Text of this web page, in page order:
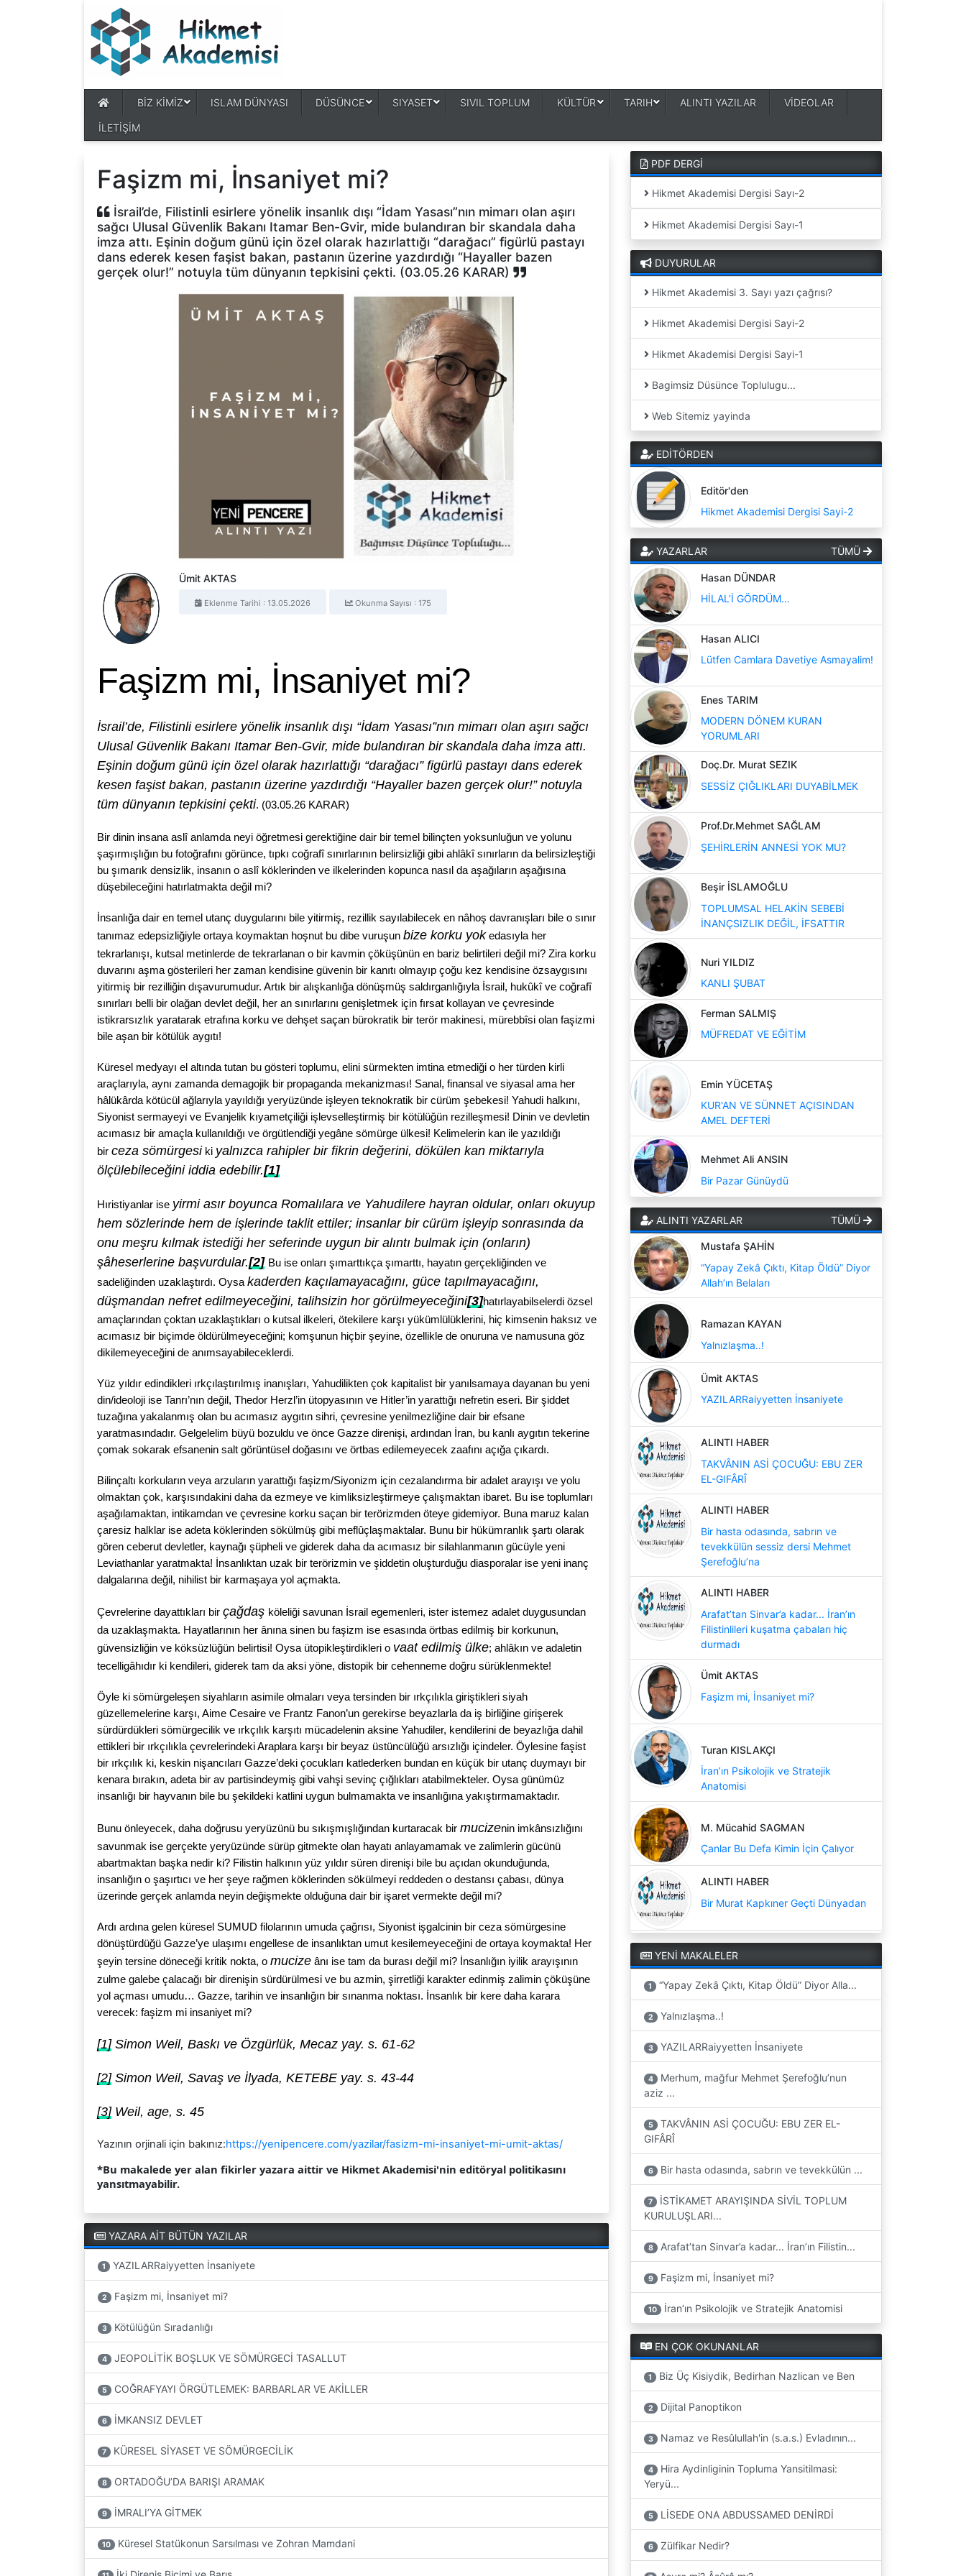
BİZ KİMİZ ISLAM DÜNYASI DÜSÜNCE SIYASET SIVIL TOPLUM KÜLTÜR TARIH ALINTI YAZILAR VİDEOLAR
İLETİŞİM
Faşizm mi, İnsaniyet mi?
İsrail’de, Filistinli esirlere yönelik insanlık dışı “İdam Yasası”nın mimarı olan aşırı
sağcı Ulusal Güvenlik Bakanı Itamar Ben-Gvir, mide bulandıran bir skandala daha
imza attı. Eşinin doğum günü için özel olarak hazırlattığı “darağacı” figürlü pastayı
dans ederek kesen faşist bakan, pastanın üzerine yazdırdığı “Hayaller bazen
gerçek olur!” notuyla tüm dünyanın tepkisini çekti. (03.05.26 KARAR)
Ümit AKTAS
Eklenme Tarihi : 13.05.2026 Okunma Sayısı : 175
Faşizm mi, İnsaniyet mi?
İsrail’de, Filistinli esirlere yönelik insanlık dışı “İdam Yasası”nın mimarı olan aşırı sağcı
Ulusal Güvenlik Bakanı Itamar Ben-Gvir, mide bulandıran bir skandala daha imza attı.
Eşinin doğum günü için özel olarak hazırlattığı “darağacı” figürlü pastayı dans ederek
kesen faşist bakan, pastanın üzerine yazdırdığı “Hayaller bazen gerçek olur!” notuyla
tüm dünyanın tepkisini çekti. (03.05.26 KARAR)
Bir dinin insana aslî anlamda neyi öğretmesi gerektiğine dair bir temel bilinçten yoksunluğun ve yolunu
şaşırmışlığın bu fotoğrafını görünce, tıpkı coğrafî sınırlarının belirsizliği gibi ahlâkî sınırların da belirsizleştiği
bu şımarık densizlik, insanın o aslî köklerinden ve ilkelerinden kopunca nasıl da aşağıların aşağısına
düşebileceğini hatırlatmakta değil mi?
İnsanlığa dair en temel utanç duygularını bile yitirmiş, rezillik sayılabilecek en nâhoş davranışları bile o sınır
tanımaz edepsizliğiyle ortaya koymaktan hoşnut bu dibe vuruşun bize korku yokedasıyla her
tekrarlanışı, kutsal metinlerde de tekrarlanan o bir kavmin çöküşünün en bariz belirtileri değil mi? Zira korku
duvarını aşma gösterileri her zaman kendisine güvenin bir kanıtı olmayıp çoğu kez kendisine özsaygısını
yitirmiş bir rezilliğin dışavurumudur. Artık bir alışkanlığa dönüşmüş saldırganlığıyla İsrail, hukûkî ve coğrafî
sınırları belli bir olağan devlet değil, her an sınırlarını genişletmek için fırsat kollayan ve çevresinde
istikrarsızlık yaratarak etrafına korku ve dehşet saçan bürokratik bir terör makinesi, mürebbîsi olan faşizmi
bile aşan bir kötülük aygıtı!
Küresel medyayı el altında tutan bu gösteri toplumu, elini sürmekten imtina etmediği o her türden kirli
araçlarıyla, aynı zamanda demagojik bir propaganda mekanizması! Sanal, finansal ve siyasal ama her
hâlükârda kötücül ağlarıyla yayıldığı yeryüzünde işleyen teknokratik bir cürüm şebekesi! Yahudi halkını,
Siyonist sermayeyi ve Evanjelik kıyametçiliği işlevselleştirmiş bir kötülüğün rezilleşmesi! Dinin ve devletin
acımasız bir amaçla kullanıldığı ve örgütlendiği yegâne sömürge ülkesi! Kelimelerin kan ile yazıldığı
bir ceza sömürgesiki yalnızca rahipler bir fikrin değerini, dökülen kan miktarıyla
ölçülebileceğini iddia edebilir.[1]
Hıristiyanlar ise yirmi asır boyunca Romalılara ve Yahudilere hayran oldular, onları okuyup
hem sözlerinde hem de işlerinde taklit ettiler; insanlar bir cürüm işleyip sonrasında da
onu meşru kılmak istediği her seferinde uygun bir alıntı bulmak için (onların)
şâheserlerine başvurdular.[2] Bu ise onları şımarttıkça şımarttı, hayatın gerçekliğinden ve
sadeliğinden uzaklaştırdı. Oysa kaderden kaçılamayacağını, güce tapılmayacağını,
düşmandan nefret edilmeyeceğini, talihsizin hor görülmeyeceğini[3]hatırlayabilselerdi özsel
amaçlarından çoktan uzaklaştıkları o kutsal ilkeleri, ötekilere karşı yükümlülüklerini, hiç kimsenin haksız ve
acımasız bir biçimde öldürülmeyeceğini; komşunun hiçbir şeyine, özellikle de onuruna ve namusuna göz
dikilemeyeceğini de anımsayabileceklerdi.
Yüz yıldır edindikleri ırkçılaştırılmış inanışları, Yahudilikten çok kapitalist bir yanılsamaya dayanan bu yeni
din/ideoloji ise Tanrı’nın değil, Thedor Herzl’in ütopyasının ve Hitler’in yarattığı nefretin eseri. Bir şiddet
tuzağına yakalanmış olan bu acımasız aygıtın sihri, çevresine yenilmezliğine dair bir efsane
yaratmasındadır. Gelgelelim büyü bozuldu ve önce Gazze direnişi, ardından İran, bu kanlı aygıtın tekerine
çomak sokarak efsanenin salt görüntüsel doğasını ve örtbas edilemeyecek zaafını açığa çıkardı.
Bilinçaltı korkuların veya arzuların yarattığı faşizm/Siyonizm için cezalandırma bir adalet arayışı ve yolu
olmaktan çok, karşısındakini daha da ezmeye ve kimliksizleştirmeye çalışmaktan ibaret. Bu ise toplumları
aşağılamaktan, intikamdan ve çevresine korku saçan bir terörizmden öteye gidemiyor. Buna maruz kalan
çaresiz halklar ise adeta köklerinden sökülmüş gibi meflûçlaşmaktalar. Bunu bir hükümranlık şartı olarak
gören ceberut devletler, kaynağı şüpheli ve giderek daha da acımasız bir silahlanmanın gücüyle yeni
Leviathanlar yaratmakta! İnsanlıktan uzak bir terörizmin ve şiddetin oluşturduğu diasporalar ise yeni inanç
dalgalarına değil, nihilist bir karmaşaya yol açmakta.
Çevrelerine dayattıkları bir çağdaş köleliği savunan İsrail egemenleri, ister istemez adalet duygusundan
da uzaklaşmakta. Hayatlarının her ânına sinen bu faşizm ise esasında örtbas edilmiş bir korkunun,
güvensizliğin ve köksüzlüğün belirtisi! Oysa ütopikleştirdikleri o vaat edilmiş ülke; ahlâkın ve adaletin
tecelligâhıdır ki kendileri, giderek tam da aksi yöne, distopik bir cehenneme doğru sürüklenmekte!
Öyle ki sömürgeleşen siyahların asimile olmaları veya tersinden bir ırkçılıkla giriştikleri siyah
güzellemelerine karşı, Aime Cesaire ve Frantz Fanon’un gerekirse beyazlarla da iş birliğine girişerek
sürdürdükleri sömürgecilik ve ırkçılık karşıtı mücadelenin aksine Yahudiler, kendilerini de beyazlığa dahil
ettikleri bir ırkçılıkla çevrelerindeki Araplara karşı bir beyaz üstüncülüğü arsızlığı içindeler. Öylesine faşist
bir ırkçılık ki, keskin nişancıları Gazze’deki çocukları katlederken bundan en küçük bir utanç duymayı bir
kenara bırakın, adeta bir av partisindeymiş gibi vahşi sevinç çığlıkları atabilmekteler. Oysa günümüz
insanlığı bir hayvanın bile bu şekildeki katlini uygun bulmamakta ve insanlığına yakıştırmamaktadır.
Bunu önleyecek, daha doğrusu yeryüzünü bu sıkışmışlığından kurtaracak bir mucizenin imkânsızlığını
savunmak ise gerçekte yeryüzünde sürüp gitmekte olan hayatı anlayamamak ve zalimlerin gücünü
abartmaktan başka nedir ki? Filistin halkının yüz yıldır süren direnişi bile bu açıdan okunduğunda,
insanlığın o şaşırtıcı ve her şeye rağmen köklerinden sökülmeyi reddeden o destansı çabası, dünya
üzerinde gerçek anlamda neyin değişmekte olduğuna dair bir işaret vermekte değil mi?
Ardı ardına gelen küresel SUMUD filolarının umuda çağrısı, Siyonist işgalcinin bir ceza sömürgesine
dönüştürdüğü Gazze’ye ulaşımı engellese de insanlıktan umut kesilemeyeceğini de ortaya koymakta! Her
şeyin tersine döneceği kritik nokta, o mucizeânı ise tam da burası değil mi? İnsanlığın iyilik arayışının
zulme galebe çalacağı bir direnişin sürdürülmesi ve bu azmin, şirretliği karakter edinmiş zalimin çöküşüne
yol açması umudu… Gazze, tarihin ve insanlığın bir sınanma noktası. İnsanlık bir kere daha karara
verecek: faşizm mi insaniyet mi?
[1]Simon Weil, Baskı ve Özgürlük, Mecaz yay. s. 61-62
[2]Simon Weil, Savaş ve İlyada, KETEBE yay. s. 43-44
[3]Weil, age, s. 45
Yazının orjinali için bakınız:https://yenipencere.com/yazilar/fasizm-mi-insaniyet-mi-umit-aktas/
*Bu makalede yer alan fikirler yazara aittir ve Hikmet Akademisi'nin editöryal politikasını
yansıtmayabilir.
YAZARA AİT BÜTÜN YAZILAR
1 YAZILARRaiyyetten İnsaniyete
2 Faşizm mi, İnsaniyet mi?
3 Kötülüğün Sıradanlığı
4 JEOPOLİTİK BOŞLUK VE SÖMÜRGECİ TASALLUT
5 COĞRAFYAYI ÖRGÜTLEMEK: BARBARLAR VE AKİLLER
6 İMKANSIZ DEVLET
7 KÜRESEL SİYASET VE SÖMÜRGECİLİK
8 ORTADOĞU’DA BARIŞI ARAMAK
9 İMRALI’YA GİTMEK
10 Küresel Statükonun Sarsılması ve Zohran Mamdani
PDF DERGİ
Hikmet Akademisi Dergisi Sayı-2
Hikmet Akademisi Dergisi Sayı-1
DUYURULAR
Hikmet Akademisi 3. Sayı yazı çağrısı?
Hikmet Akademisi Dergisi Sayi-2
Hikmet Akademisi Dergisi Sayi-1
Bagimsiz Düsünce Toplulugu...
Web Sitemiz yayinda
EDİTÖRDEN
Editör'den
Hikmet Akademisi Dergisi Sayi-2
YAZARLAR TÜMÜ
Hasan DÜNDAR
HİLAL’İ GÖRDÜM…
Hasan ALICI
Lütfen Camlara Davetiye Asmayalim!
Enes TARIM
MODERN DÖNEM KURAN
YORUMLARI
Doç.Dr. Murat SEZIK
SESSİZ ÇIĞLIKLARI DUYABİLMEK
Prof.Dr.Mehmet SAĞLAM
ŞEHİRLERİN ANNESİ YOK MU?
Beşir İSLAMOĞLU
TOPLUMSAL HELAKİN SEBEBİ
İNANÇSIZLIK DEĞİL, İFSATTIR
Nuri YILDIZ
KANLI ŞUBAT
Ferman SALMIŞ
MÜFREDAT VE EĞİTİM
Emin YÜCETAŞ
KUR'AN VE SÜNNET AÇISINDAN
AMEL DEFTERİ
Mehmet Ali ANSIN
Bir Pazar Günüydü
ALINTI YAZARLAR TÜMÜ
Mustafa ŞAHİN
“Yapay Zekâ Çıktı, Kitap Öldü” Diyor
Allah’ın Belaları
Ramazan KAYAN
Yalnızlaşma..!
Ümit AKTAS
YAZILARRaiyyetten İnsaniyete
ALINTI HABER
TAKVÂNIN ASİ ÇOCUĞU: EBU ZER
EL-GIFÂRÎ
ALINTI HABER
Bir hasta odasında, sabrın ve
tevekkülün sessiz dersi Mehmet
Şerefoğlu’na
ALINTI HABER
Arafat’tan Sinvar’a kadar... İran’ın
Filistinlileri kuşatma çabaları hiç
durmadı
Ümit AKTAS
Faşizm mi, İnsaniyet mi?
Turan KISLAKÇI
İran’ın Psikolojik ve Stratejik
Anatomisi
M. Mücahid SAGMAN
Çanlar Bu Defa Kimin İçin Çalıyor
ALINTI HABER
Bir Murat Kapkıner Geçti Dünyadan
YENİ MAKALELER
1 “Yapay Zekâ Çıktı, Kitap Öldü” Diyor Alla...
2 Yalnızlaşma..!
3 YAZILARRaiyyetten İnsaniyete
4
Merhum, mağfur Mehmet Şerefoğlu’nun
aziz ...
5
TAKVÂNIN ASİ ÇOCUĞU: EBU ZER EL-
GIFÂRÎ
6 Bir hasta odasında, sabrın ve tevekkülün ...
7
İSTİKAMET ARAYIŞINDA SİVİL TOPLUM
KURULUŞLARI...
8 Arafat’tan Sinvar’a kadar... İran’ın Filistin...
9 Faşizm mi, İnsaniyet mi?
10 İran’ın Psikolojik ve Stratejik Anatomisi
EN ÇOK OKUNANLAR
1 Biz Üç Kisiydik, Bedirhan Nazlican ve Ben
2 Dijital Panoptikon
3 Namaz ve Resûlullah'in (s.a.s.) Evladının...
4
Hira Aydinliginin Topluma Yansitilmasi:
Yeryü...
5 LİSEDE ONA ABDUSSAMED DENİRDİ
6 Zülfikar Nedir?